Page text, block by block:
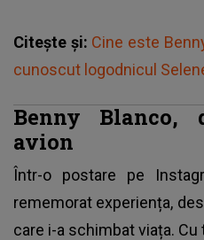
Citește și: Cine este
cunoscut logodnicul
Benny Blanco,
avion
Într-o postare pe
rememorat experiența,
care i-a schimbat viața. Cu